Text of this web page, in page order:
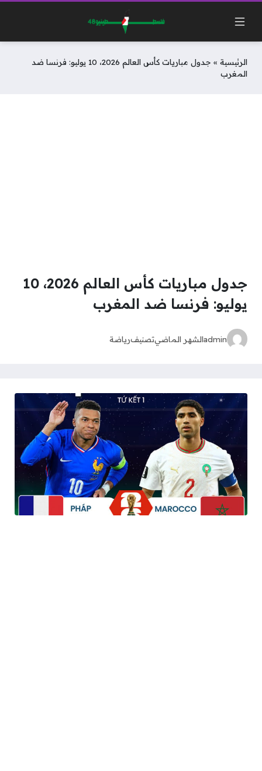
الرئيسية »
جدول مباريات كأس العالم 2026، 10 يوليو: فرنسا ضد
المغرب
جدول مباريات كأس العالم 2026، 10
يوليو: فرنسا ضد المغرب
adminالشهر الماضيتصنيفرياضة